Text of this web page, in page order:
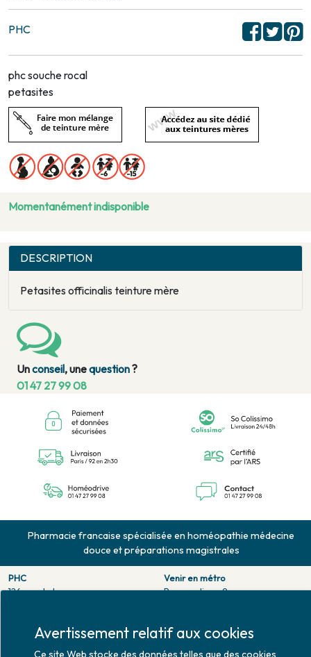
PHC
phc souche rocal
petasites
Momentanément indisponible
DESCRIPTION
Petasites officinalis teinture mère
Unconseil, unequestion?
01 47 27 99 08
Pharmacie francaise spécialisée en homéopathie médecine
douce et préparations magistrales
PHC
126 rue de la pompe
Fax. 01 47 55 03 61
Venir en métro
Pompe : ligne 9.
Avertissement relatif aux cookies
Ce site Web stocke des données telles que des cookies